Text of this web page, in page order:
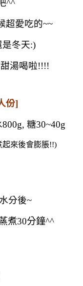
^^
超愛吃的~~
是冬天:)
湯喝啦!!!!
份]
糖30~40g
起來後會膨脹!!)
分後~
煮30分鐘^^